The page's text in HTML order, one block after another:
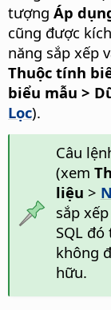
tượng Áp
cũng được
năng sắp xếp
Thuộc tính
biểu mẫu >
Lọc).
Câu
(xem
liệu >
sắp
SQL
không
hữu.